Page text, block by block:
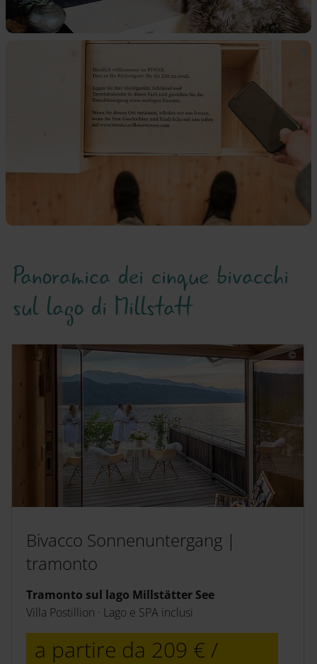
Panoramica dei cinque bivacchi
sul lago di Millstatt
Bivacco Freiheit | libertà
Bivacco con vista sul lago – Lago di Millstatt
In posizione tranquilla nel campeggio · essenziale e
a contatto con la natura
a partire da 239 € /